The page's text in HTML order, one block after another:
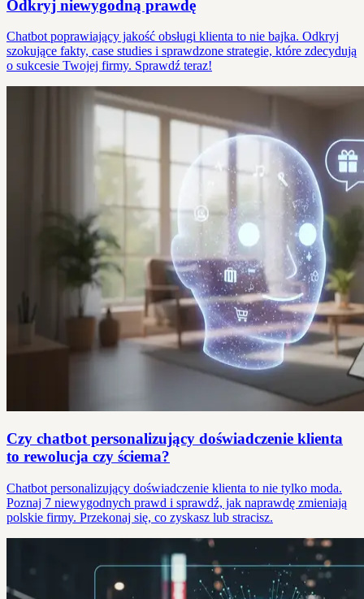
Odkryj niewygodną prawdę
Chatbot poprawiający jakość obsługi klienta to nie bajka. Odkryj
szokujące fakty, case studies i sprawdzone strategie, które zdecydują
o sukcesie Twojej firmy. Sprawdź teraz!
Czy chatbot personalizujący doświadczenie klienta
to rewolucja czy ściema?
Chatbot personalizujący doświadczenie klienta to nie tylko moda.
Poznaj 7 niewygodnych prawd i sprawdź, jak naprawdę zmieniają
polskie firmy. Przekonaj się, co zyskasz lub stracisz.